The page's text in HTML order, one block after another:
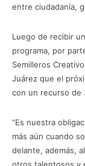
entre ciudadanía,
Luego de recibir
programa, por
Semilleros
Juárez que el
con un recurso de
“Es nuestra
más aún cuando
delante, además,